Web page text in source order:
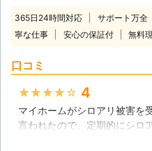
う
言
む
豊
除
365日24時間対応 サポート万全
寧な仕事
安心の保証付 無料
口コミ
★★★★★ 4
マイホームがシロアリ被害を
言われたので、定期的にシロ
アさんで点検して頂いてい